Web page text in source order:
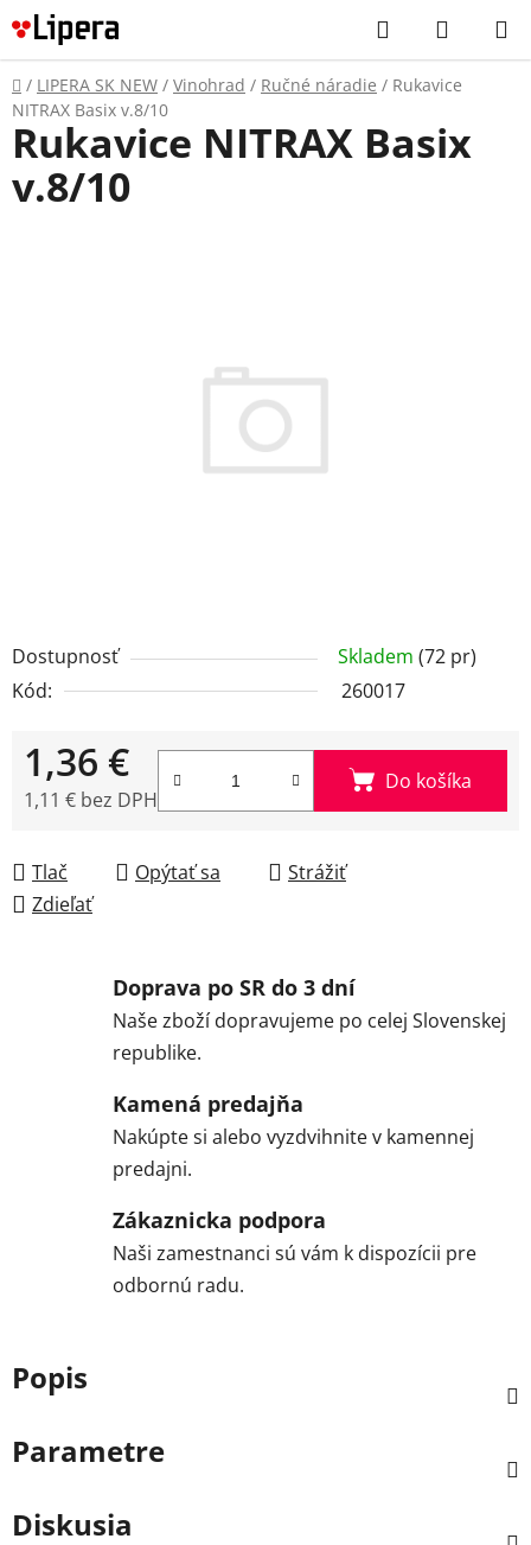
Prejsť
na
obsah
Hľadať
KOŠÍK
Domov
/ LIPERA SK NEW / Vinohrad / Ručné náradie / Rukavice
NITRAX Basix v.8/10
Dostupnosť Skladem (72 pr)
Kód:
260017
1,36 €
1,11 € bez DPH
Do košíka
Tlač Opýtať sa
Strážiť
Zdieľať
Rukavice NITRAX Basix
v.8/10
Doprava po SR do 3 dní
Naše zboží dopravujeme po celej Slovenskej
republike.
Kamená predajňa
Nakúpte si alebo vyzdvihnite v kamennej
predajni.
Zákaznicka podpora
Naši zamestnanci sú vám k dispozícii pre
odbornú radu.
Popis
Parametre
Diskusia